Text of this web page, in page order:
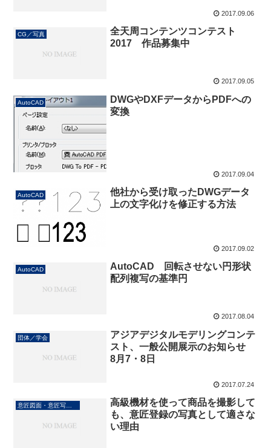
2017.09.06
CG／写真
全天周コンテンツコンテスト
2017 作品募集中
2017.09.05
AutoCAD
DWGやDXFデータからPDFへの
変換
2017.09.04
AutoCAD
他社から受け取ったDWGデータ
上の文字化けを修正する方法
2017.09.02
AutoCAD
AutoCAD 回転させない円形状
配列複写の基準円
2017.08.04
団体／学会
アジアデジタルモデリングコンテ
スト、一般公開展示のお知らせ
8月7・8日
2017.07.24
意匠図面・意匠写真作成
高級機材を使って商品を撮影して
も、意匠登録の写真として適さな
い理由